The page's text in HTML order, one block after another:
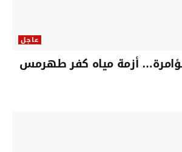
عاجل
أزمة مياه كفر طهرمس